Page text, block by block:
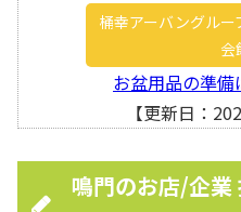
桶幸アーバングル
会
お盆用品の準備
【更新日：
鳴門のお店/企